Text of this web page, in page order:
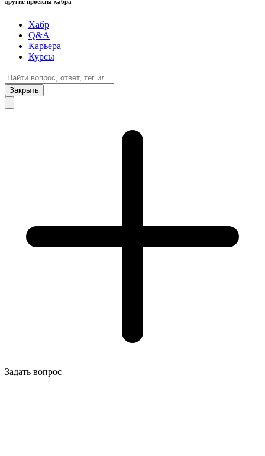
Хабр
Q&A
Карьера
Курсы
Закрыть
Задать вопрос